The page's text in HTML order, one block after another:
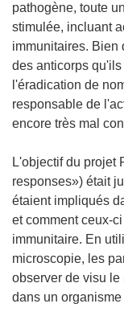
pathogène, toute
stimulée, incluant
immunitaires. Bien
des anticorps
l'éradication de
responsable de
encore très mal
L'objectif du projet
responses») était
étaient impliqués
et comment ceux-
immunitaire. En
microscopie, les
observer de visu
dans un organisme